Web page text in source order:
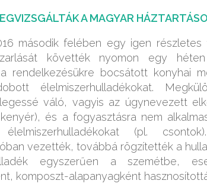
A MAGYAR
második felében egy igen
követték nyomon egy
rendelkezésükre bocsátott konyhai
élelmiszerhulladékokat.
váló, vagyis az úgynevezett
és a fogyasztásra nem
élelmiszerhulladékokat (pl.
vezették, továbbá rögzítették a
egyszerűen a szemétbe,
komposzt-alapanyagként